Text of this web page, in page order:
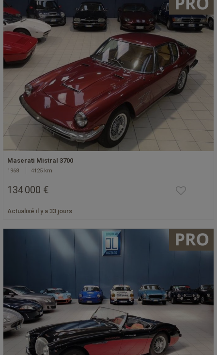
Maserati Mistral 3700
1968 4125 km
134 000 €
Actualisé il y a 33 jours